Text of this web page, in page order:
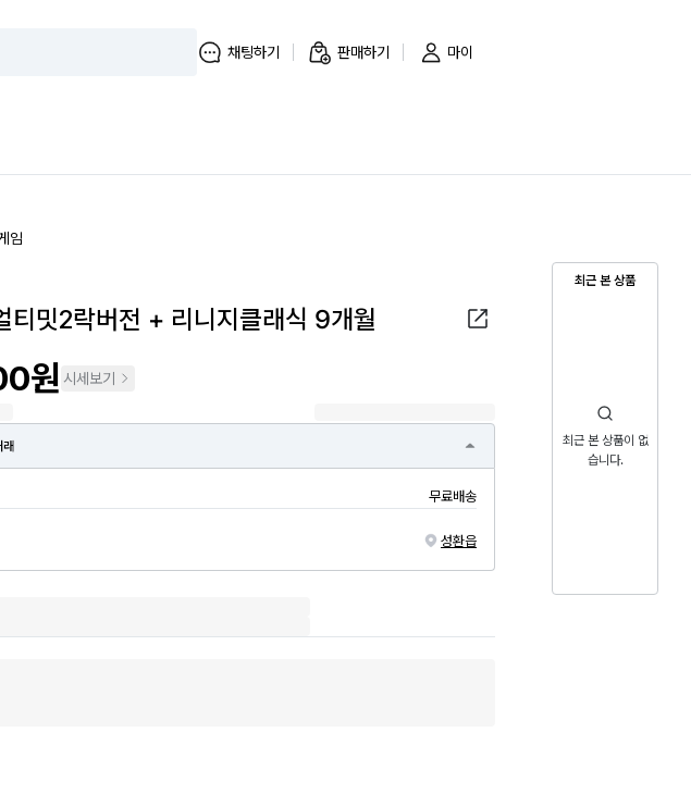
채팅하기 판매하기 마이
최근 본 상품
최근 본 상품이 없
습니다.
임
티밋2락버전 + 리니지클래식 9개월
원 시세보기
래
무료배송
성환읍